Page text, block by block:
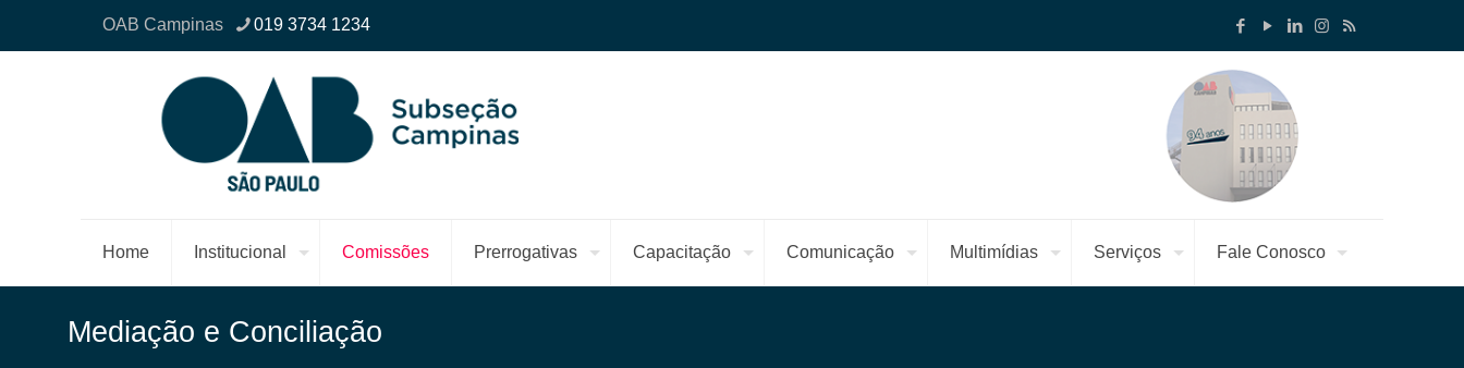
OAB Campinas 019 3734 1234
Home Institucional Comissões Prerrogativas Capacitação Comunicação Multimídias Serviços Fale Conosco
Mediação e Conciliação